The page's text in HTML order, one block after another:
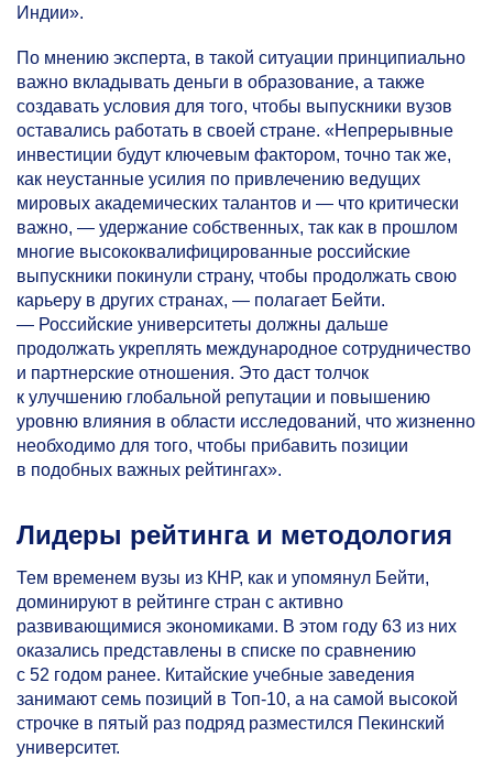
Индии».
По мнению эксперта, в такой ситуации принципиально
важно вкладывать деньги в образование, а также
создавать условия для того, чтобы выпускники вузов
оставались работать в своей стране. «Непрерывные
инвестиции будут ключевым фактором, точно так же,
как неустанные усилия по привлечению ведущих
мировых академических талантов и — что критически
важно, — удержание собственных, так как в прошлом
многие высококвалифицированные российские
выпускники покинули страну, чтобы продолжать свою
карьеру в других странах, — полагает Бейти.
— Российские университеты должны дальше
продолжать укреплять международное сотрудничество
и партнерские отношения. Это даст толчок
к улучшению глобальной репутации и повышению
уровню влияния в области исследований, что жизненно
необходимо для того, чтобы прибавить позиции
в подобных важных рейтингах».
Лидеры рейтинга и методология
Тем временем вузы из КНР, как и упомянул Бейти,
доминируют в рейтинге стран с активно
развивающимися экономиками. В этом году 63 из них
оказались представлены в списке по сравнению
с 52 годом ранее. Китайские учебные заведения
занимают семь позиций в Топ-10, а на самой высокой
строчке в пятый раз подряд разместился Пекинский
университет.